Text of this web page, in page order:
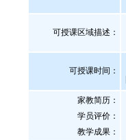
可授课区域描述：
可授课时间：
家教简历：
学员评价：
教学成果：